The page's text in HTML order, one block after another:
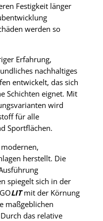
Festigkeit länger
werden so
Erfahrung,
nachhaltiges
entwickelt, das sich
Schichten eignet. Mit
wird
für alle
Sportflächen.
herstellt. Die
spiegelt sich in der
LITmit der Körnung
maßgeblichen
das relative